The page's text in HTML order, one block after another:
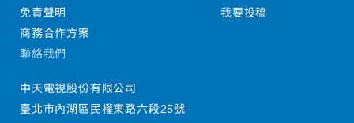
免責聲明
商務合作方案
我要投稿
聯絡我們
中天電視股份有限公司
臺北市內湖區民權東路六段25號